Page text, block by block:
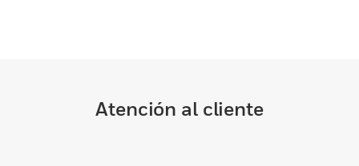
Atención al cliente